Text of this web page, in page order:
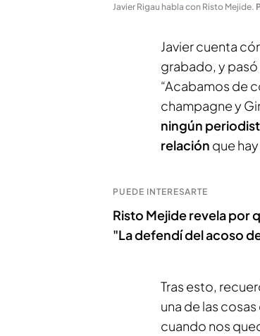
Javier Rigau habla con Risto Mejide.
Javier cuenta
grabado, y pasó
“Acabamos de
champagne y
ningún
relación que
PUEDE INTERESARTE
Risto Mejide revela por
"La defendí del acoso
Tras esto,
una de las
cuando nos